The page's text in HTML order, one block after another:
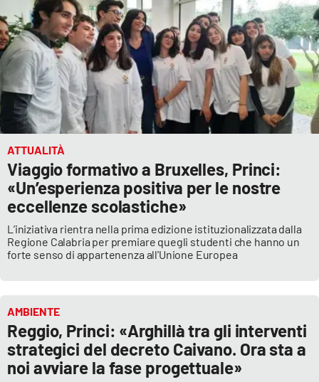
ATTUALITÀ
Viaggio formativo a Bruxelles, Princi:
«Un’esperienza positiva per le nostre
eccellenze scolastiche»
L’iniziativa rientra nella prima edizione istituzionalizzata dalla
Regione Calabria per premiare quegli studenti che hanno un
forte senso di appartenenza all'Unione Europea
AMBIENTE
Reggio, Princi: «Arghillà tra gli interventi
strategici del decreto Caivano. Ora sta a
noi avviare la fase progettuale»